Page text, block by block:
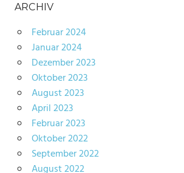
ARCHIV
Februar 2024
Januar 2024
Dezember 2023
Oktober 2023
August 2023
April 2023
Februar 2023
Oktober 2022
September 2022
August 2022